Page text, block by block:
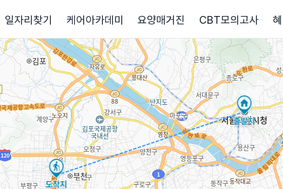
일자리찾기 케어아카데미 요양매거진 CBT모의고사